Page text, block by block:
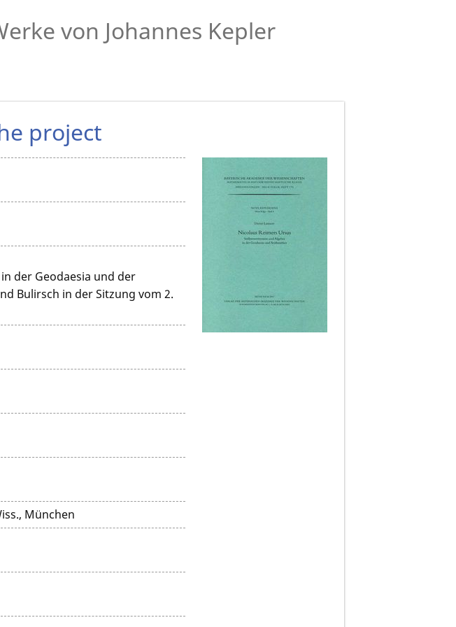
von Johannes Kepler
project
der Geodaesia und der
Bulirsch in der Sitzung vom 2.
München